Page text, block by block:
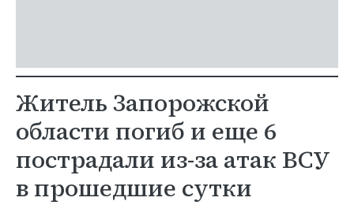
Житель Запорожской
области погиб и еще 6
пострадали из-за атак ВСУ
в прошедшие сутки